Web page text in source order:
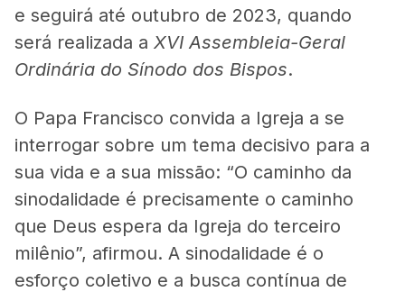
e seguirá até outubro de 2023, quando
será realizada a XVI Assembleia-Geral
Ordinária do Sínodo dos Bispos.
O Papa Francisco convida a Igreja a se
interrogar sobre um tema decisivo para a
sua vida e a sua missão: “O caminho da
sinodalidade é precisamente o caminho
que Deus espera da Igreja do terceiro
milênio”, afirmou. A sinodalidade é o
esforço coletivo e a busca contínua de